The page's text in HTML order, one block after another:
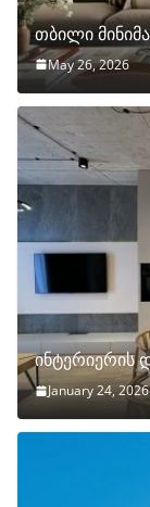
თბილი
May 26, 2026
ინტერიერის
January 24, 2026